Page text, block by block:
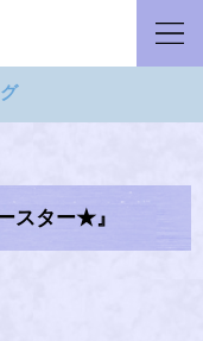
スター★』